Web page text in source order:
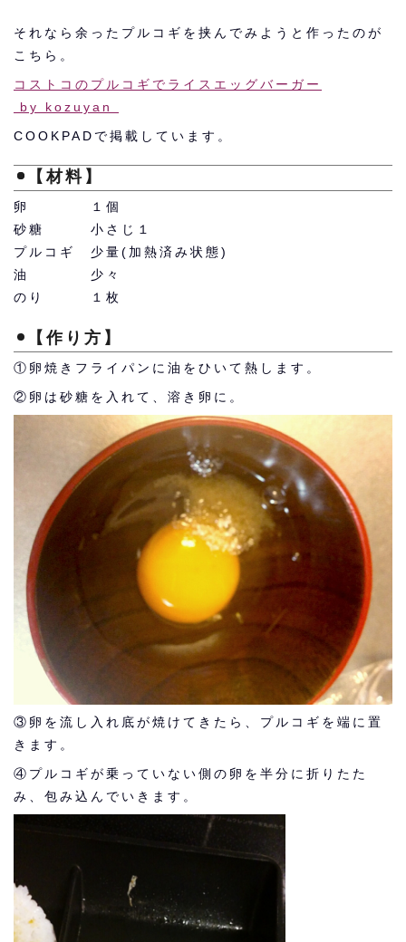
それなら余ったプルコギを挟んでみようと作ったのが
こちら。
コストコのプルコギでライスエッグバーガー
by kozuyan
COOKPADで掲載しています。
【材料】
卵 １個
砂糖 小さじ１
プルコギ 少量(加熱済み状態)
油 少々
のり １枚
【作り方】
①卵焼きフライパンに油をひいて熱します。
②卵は砂糖を入れて、溶き卵に。
③卵を流し入れ底が焼けてきたら、プルコギを端に置
きます。
④プルコギが乗っていない側の卵を半分に折りたた
み、包み込んでいきます。